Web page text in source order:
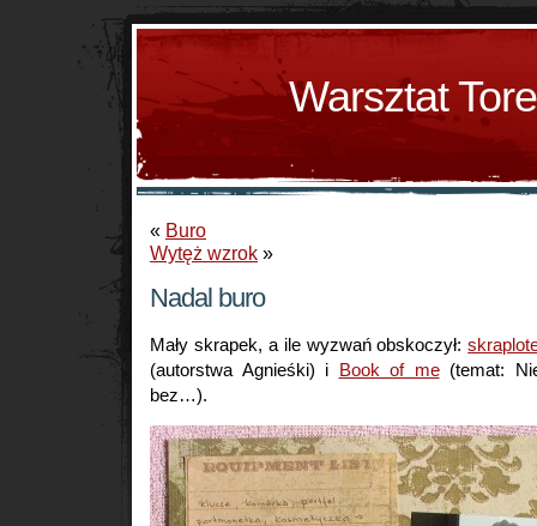
Warsztat
« Buro
Wytęż wzrok »
Nadal buro
Mały skrapek, a ile wyzwań obskoczył:
(autorstwa Agnieśki) i Book of me(temat:
bez…).